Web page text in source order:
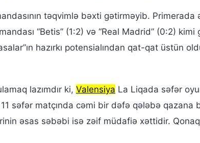
təqvimlə bəxti gətirməyib.
“Betis” (1:2) və “Real Madrid” (0:2)
hazırkı potensialından qat-qat üstün
lazımdır ki, Valensiya La Liqada səfər
səfər matçında cəmi bir dəfə qələbə qazana
əsas səbəbi isə zəif müdafiə xəttidir.